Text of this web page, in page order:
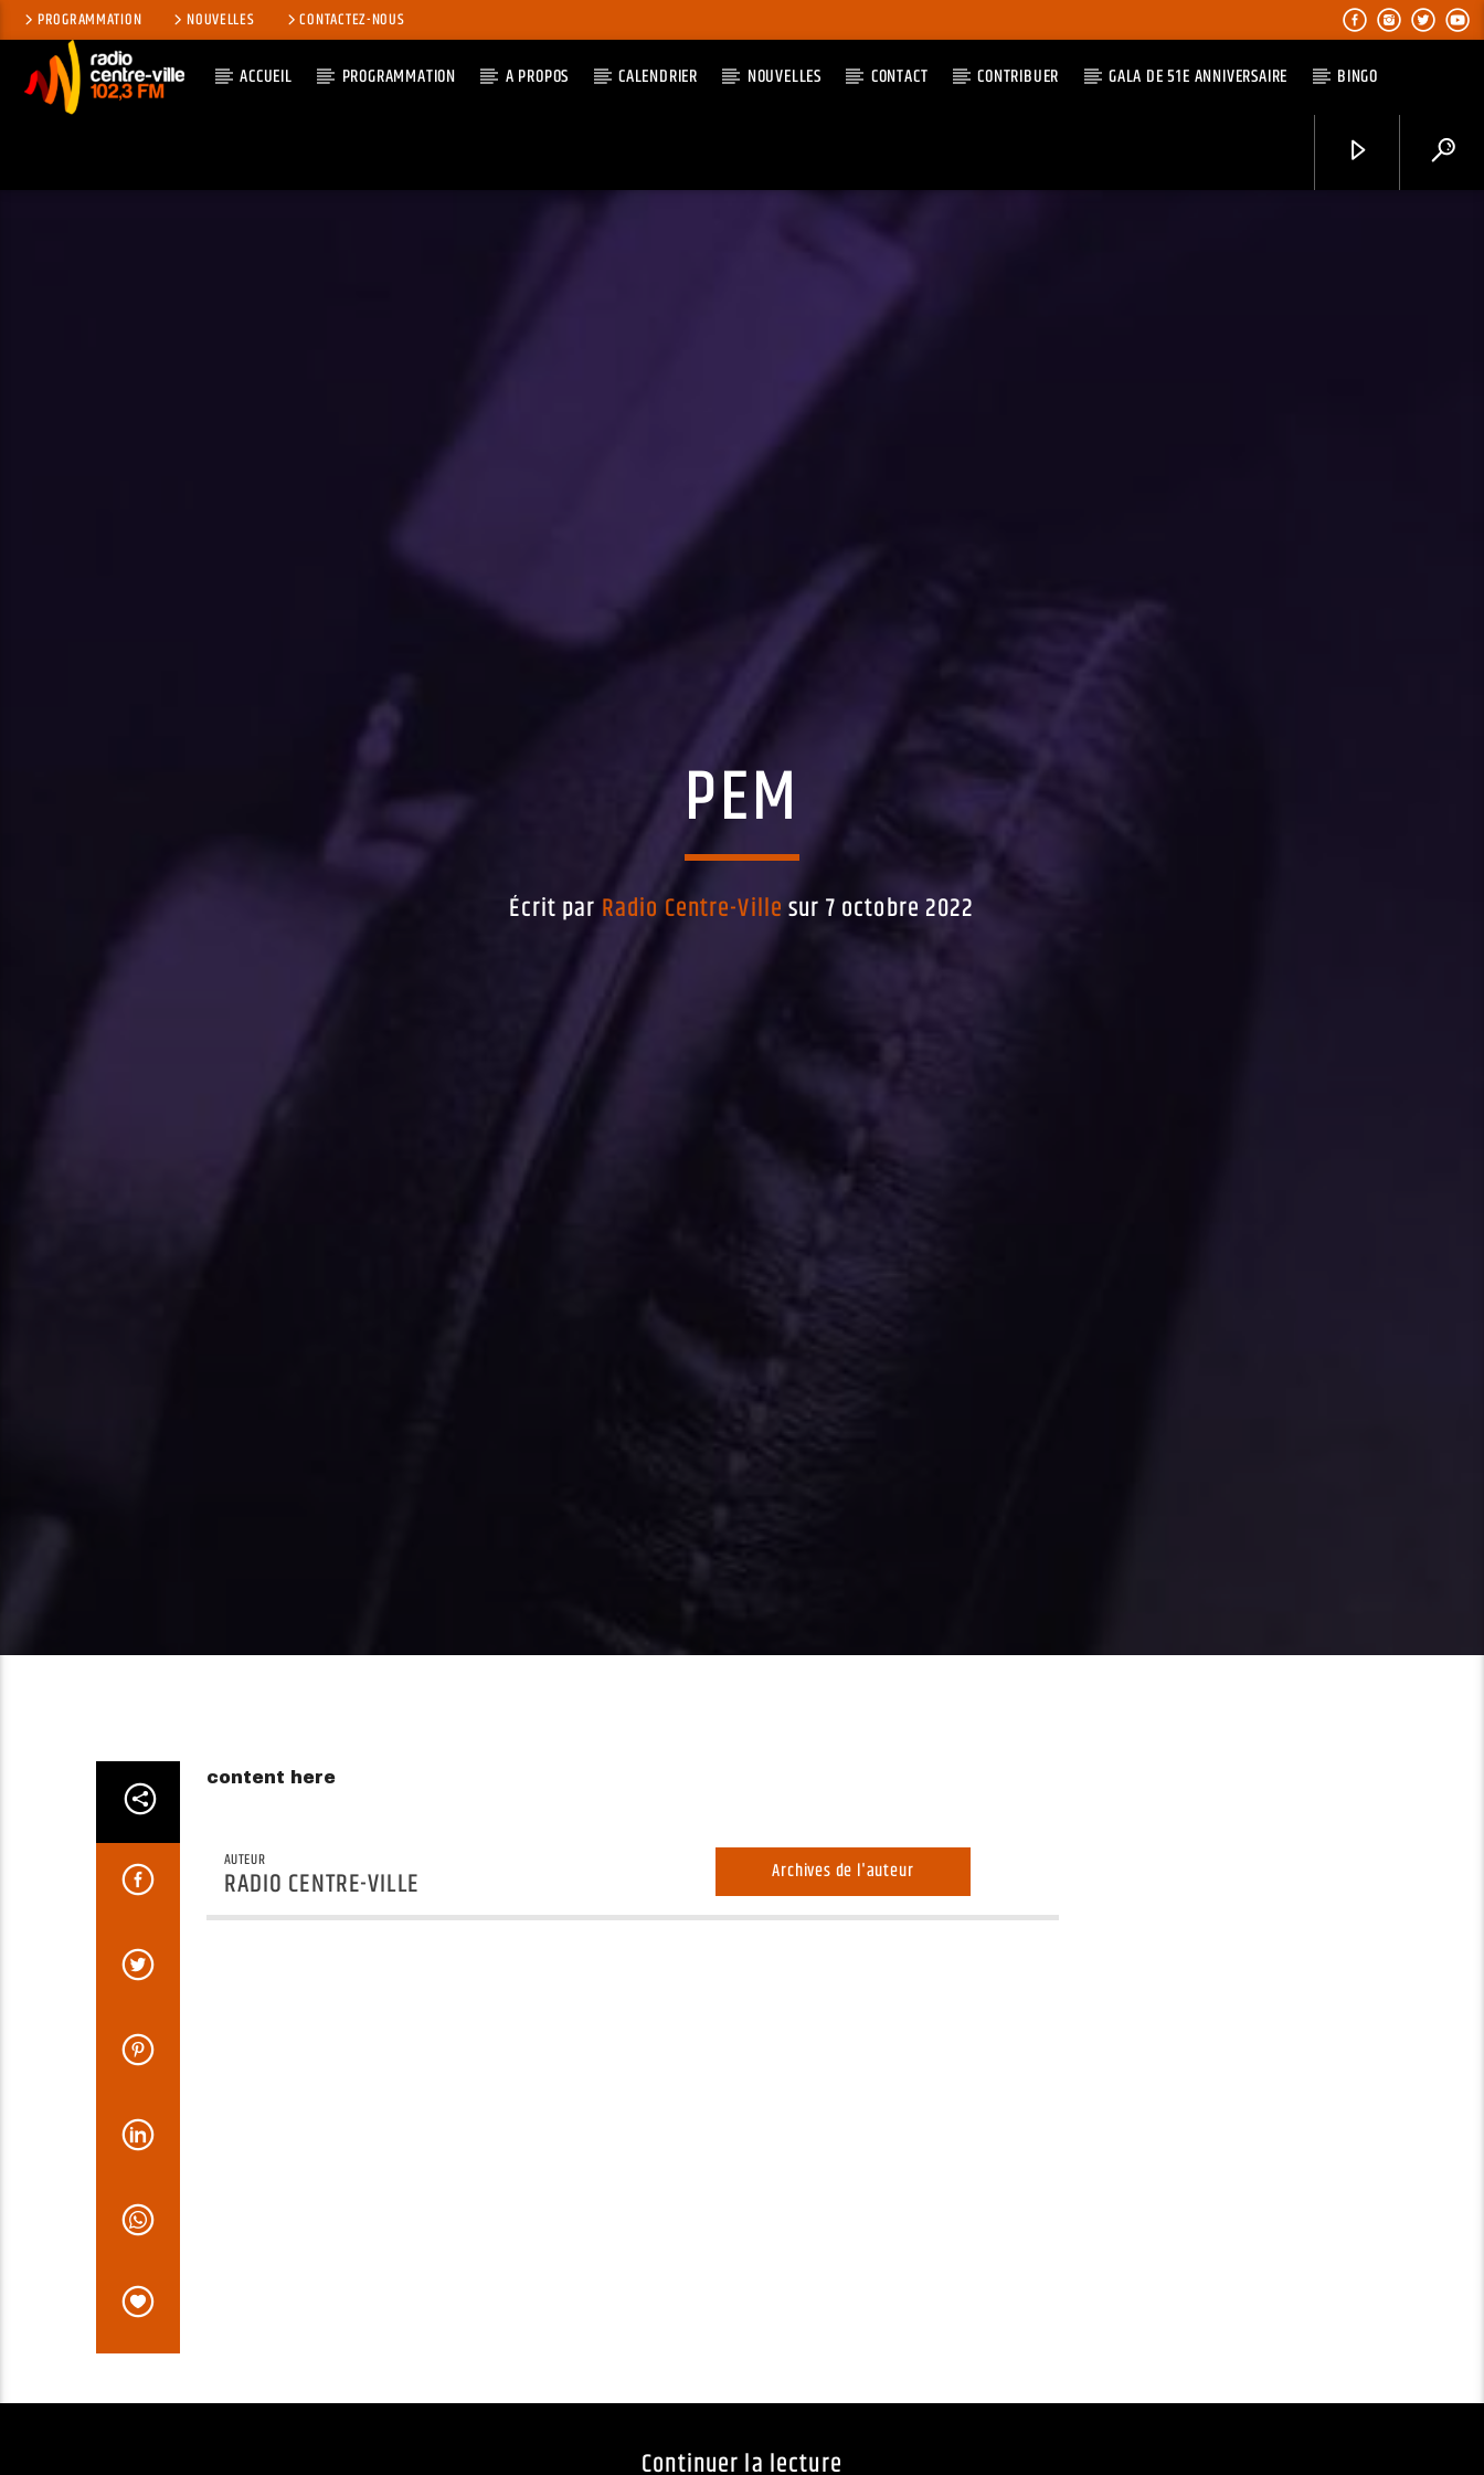
PROGRAMMATION NOUVELLES CONTACTEZ-NOUS
ACCUEIL PROGRAMMATION A PROPOS CALENDRIER NOUVELLES CONTACT CONTRIBUER GALA DE 51E ANNIVERSAIRE BINGO
PEM
Écrit par Radio Centre-Villesur 7 octobre 2022
content here
AUTEUR
RADIO CENTRE-VILLE Archives de l'auteur
Continuer la lecture